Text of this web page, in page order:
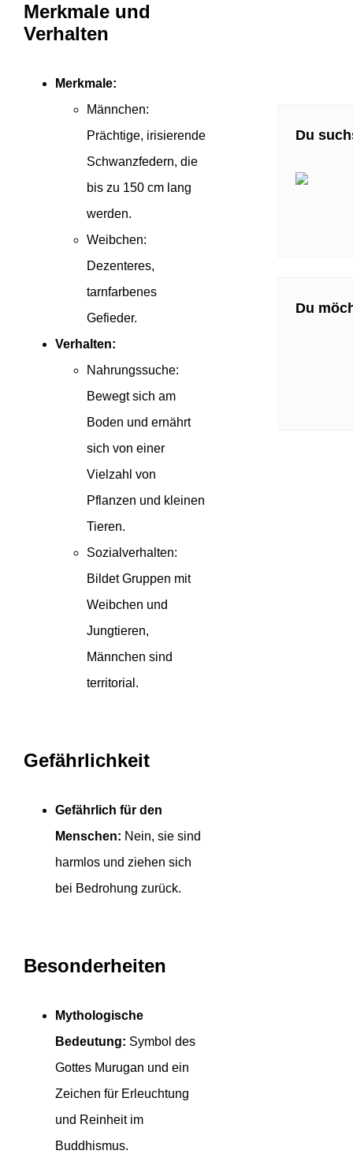
Merkmale und
Verhalten
Merkmale:
Männchen:
Prächtige, irisierende
Schwanzfedern, die
bis zu 150 cm lang
werden.
Weibchen:
Dezenteres,
tarnfarbenes
Gefieder.
Verhalten:
Nahrungssuche:
Bewegt sich am
Boden und ernährt
sich von einer
Vielzahl von
Pflanzen und kleinen
Tieren.
Sozialverhalten:
Bildet Gruppen mit
Weibchen und
Jungtieren,
Männchen sind
territorial.
Gefährlichkeit
Gefährlich für den
Menschen: Nein, sie sind
harmlos und ziehen sich
bei Bedrohung zurück.
Besonderheiten
Mythologische
Bedeutung: Symbol des
Gottes Murugan und ein
Zeichen für Erleuchtung
und Reinheit im
Buddhismus.
Du
Du